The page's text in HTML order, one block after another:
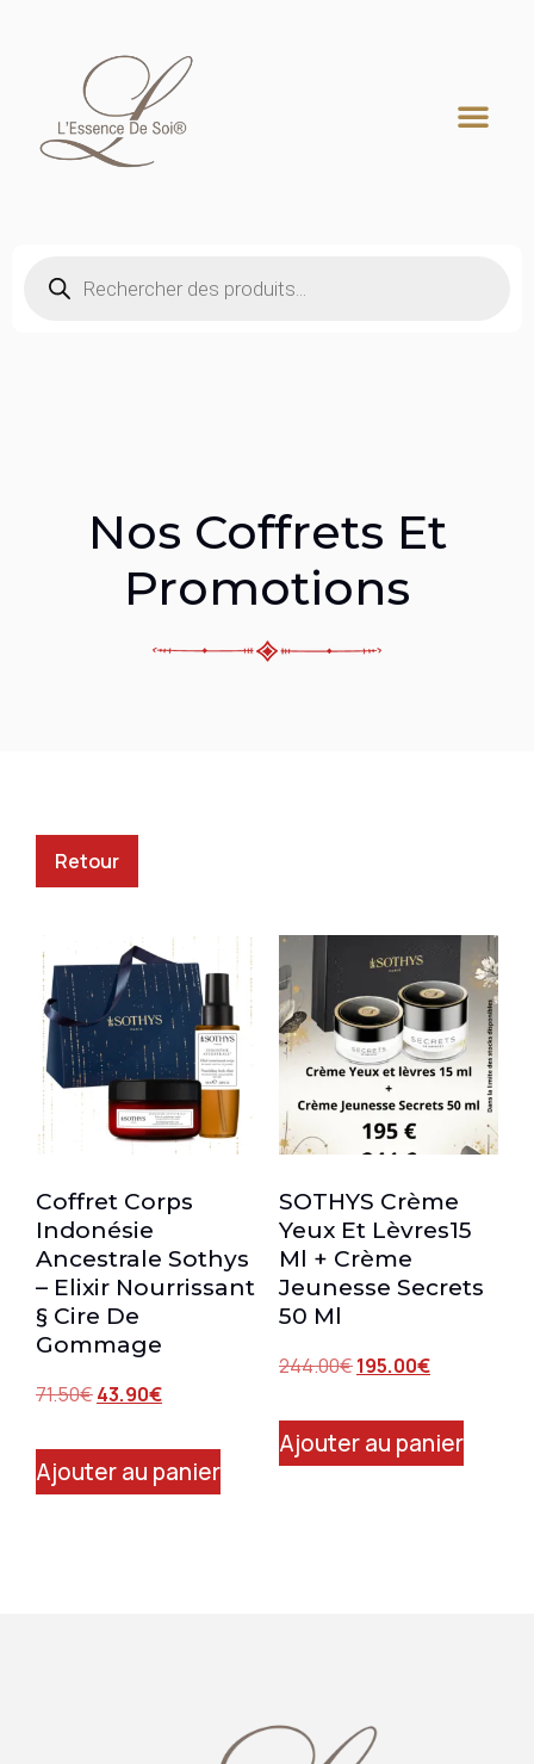
Nos Coffrets Et
Promotions
Retour
Coffret Corps
Indonésie
Ancestrale Sothys
– Elixir Nourrissant
§ Cire De
Gommage
71.50€43.90€
Ajouter au panier
SOTHYS Crème
Yeux Et Lèvres15
Ml + Crème
Jeunesse Secrets
50 Ml
244.00€195.00€
Ajouter au panier